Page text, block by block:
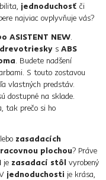
jednoduchosť či
najviac ovplyvňuje vás?
ASISTENT NEW.
s ABS
. Budete nadšení
S touto zostavou
vlastných predstáv.
dostupné na sklade.
tak prečo si ho
zasadacích
plochou? Práve
je zasadací stôl vyrobený
jednoduchosti je krása,